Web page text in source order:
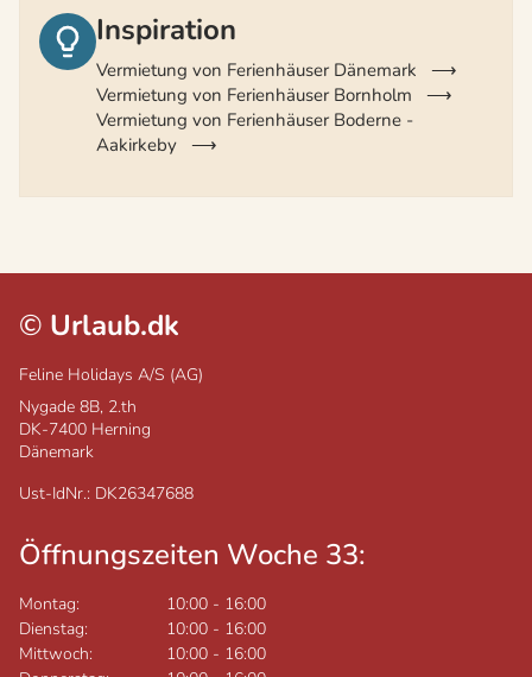
Inspiration
Vermietung von Ferienhäuser Dänemark
Vermietung von Ferienhäuser Bornholm
Vermietung von Ferienhäuser Boderne -
Aakirkeby
© Urlaub.dk
Feline Holidays A/S (AG)
Nygade 8B, 2.th
DK-7400 Herning
Dänemark
Ust-IdNr.: DK26347688
Öffnungszeiten Woche 33:
Montag: 10:00 - 16:00
Dienstag:
10:00 - 16:00
Mittwoch:
10:00 - 16:00